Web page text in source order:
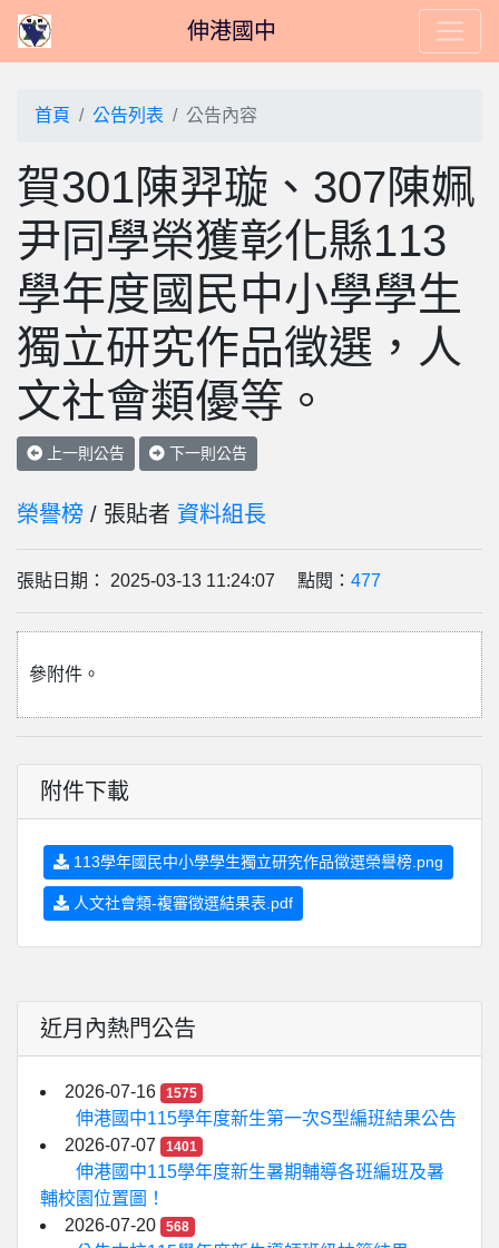
伸港國中
首頁 公告列表 公告內容
賀301陳羿璇、307陳姵
尹同學榮獲彰化縣113
學年度國民中小學學生
獨立研究作品徵選，人
文社會類優等。
上一則公告 下一則公告
榮譽榜 / 張貼者 資料組長
張貼日期： 2025-03-13 11:24:07 點閱： 477
參附件。
附件下載
113學年國民中小學學生獨立研究作品徵選榮譽榜.png
人文社會類-複審徵選結果表.pdf
近月內熱門公告
2026-07-16 1575
伸港國中115學年度新生第一次S型編班結果公告
2026-07-07
1401
伸港國中115學年度新生暑期輔導各班編班及暑
輔校園位置圖！
2026-07-20
568